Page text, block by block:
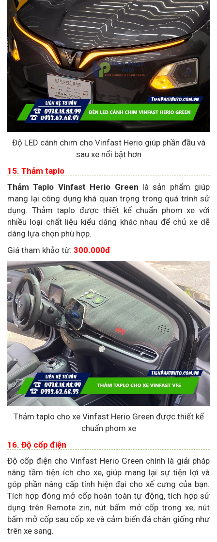
Độ LED cánh chim cho Vinfast Herio giúp phần đầu và
sau xe nổi bật hơn
15. Thảm taplo
Thảm Taplo Vinfast Herio Green là sản phẩm giúp
mang lại công dụng khá quan trọng trong quá trình sử
dụng. Thảm taplo được thiết kế chuẩn phom xe với
nhiều loại chất liệu kiểu dáng khác nhau để chủ xe dễ
dàng lựa chọn phù hợp.
Giá tham khảo từ: 300.000đ
Thảm taplo cho xe Vinfast Herio Green được thiết kế
chuẩn phom xe
16. Độ cốp điện
Độ cốp điện cho Vinfast Herio Green chính là giải pháp
nâng tầm tiện ích cho xe, giúp mang lại sự tiện lợi và
góp phần nâng cấp tính hiện đại cho xế cưng của bạn.
Tích hợp đóng mở cốp hoàn toàn tự động, tích hợp sử
dụng trên Remote zin, nút bấm mở cốp trong xe, nút
bấm mở cốp sau cốp xe và cảm biến đá chân giống như
trên xe sang.